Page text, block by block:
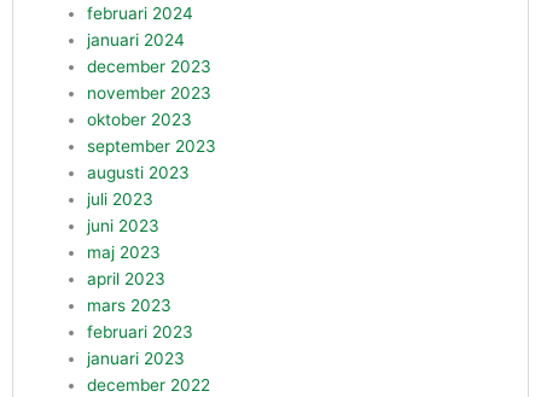
februari 2024
januari 2024
december 2023
november 2023
oktober 2023
september 2023
augusti 2023
juli 2023
juni 2023
maj 2023
april 2023
mars 2023
februari 2023
januari 2023
december 2022